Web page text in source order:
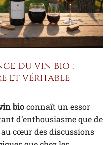
du vin bio :
et véritable
bioconnaît un essor
d’enthousiasme que de
au cœur des discussions